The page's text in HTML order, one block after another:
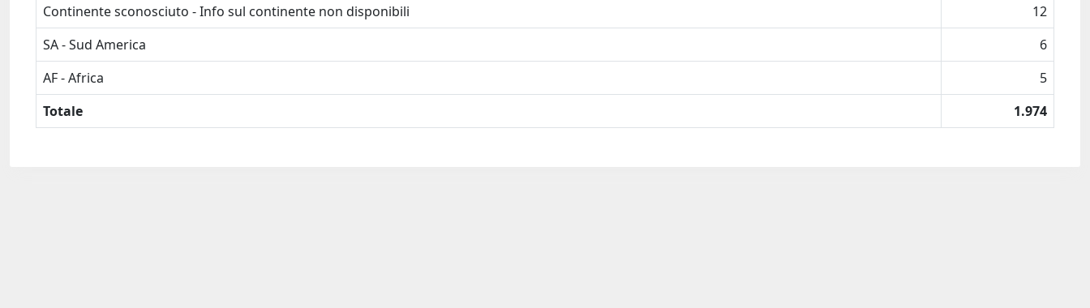
Continente sconosciuto - Info sul continente non disponibili
12
SA - Sud America
6
AF - Africa
5
Totale
1.974